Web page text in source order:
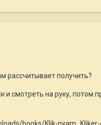
рассчитывает получить?
смотреть на руку, потом
books/Klik-